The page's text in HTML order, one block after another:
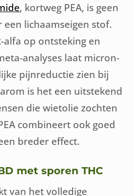
, kortweg PEA, is geen
lichaamseigen stof.
alfa op ontsteking en
analyses laat micron-
pijnreductie zien bij
is het een uitstekend
die wietolie zochten
combineert ook goed
breder effect.
met sporen THC
van het volledige